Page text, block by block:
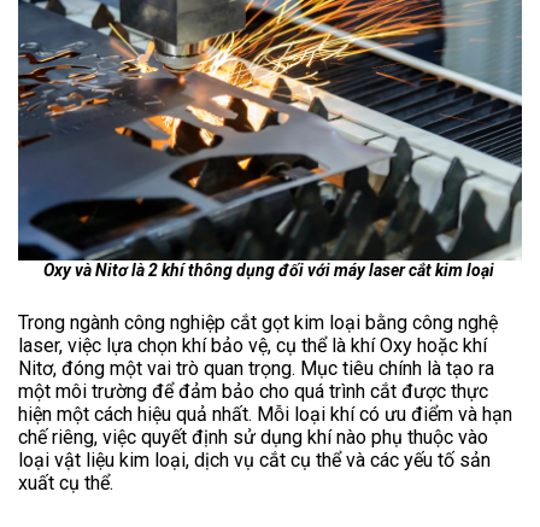
Oxy và Nitơ là 2 khí thông dụng đối với máy laser cắt kim loại
Trong ngành công nghiệp cắt gọt kim loại bằng công nghệ
laser, việc lựa chọn khí bảo vệ, cụ thể là khí Oxy hoặc khí
Nitơ, đóng một vai trò quan trọng. Mục tiêu chính là tạo ra
một môi trường để đảm bảo cho quá trình cắt được thực
hiện một cách hiệu quả nhất. Mỗi loại khí có ưu điểm và hạn
chế riêng, việc quyết định sử dụng khí nào phụ thuộc vào
loại vật liệu kim loại, dịch vụ cắt cụ thể và các yếu tố sản
xuất cụ thể.